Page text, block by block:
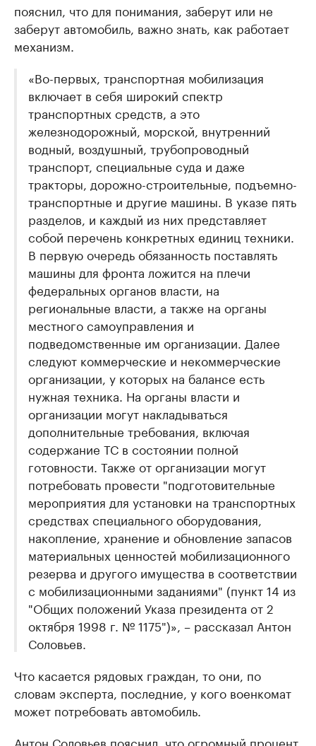
пояснил, что для понимания, заберут или не
заберут автомобиль, важно знать, как работает
механизм.
«Во-первых, транспортная мобилизация
включает в себя широкий спектр
транспортных средств, а это
железнодорожный, морской, внутренний
водный, воздушный, трубопроводный
транспорт, специальные суда и даже
тракторы, дорожно-строительные, подъемно-
транспортные и другие машины. В указе пять
разделов, и каждый из них представляет
собой перечень конкретных единиц техники.
В первую очередь обязанность поставлять
машины для фронта ложится на плечи
федеральных органов власти, на
региональные власти, а также на органы
местного самоуправления и
подведомственные им организации. Далее
следуют коммерческие и некоммерческие
организации, у которых на балансе есть
нужная техника. На органы власти и
организации могут накладываться
дополнительные требования, включая
содержание ТС в состоянии полной
готовности. Также от организации могут
потребовать провести "подготовительные
мероприятия для установки на транспортных
средствах специального оборудования,
накопление, хранение и обновление запасов
материальных ценностей мобилизационного
резерва и другого имущества в соответствии
с мобилизационными заданиями" (пункт 14 из
"Общих положений Указа президента от 2
октября 1998 г. № 1175")», – рассказал Антон
Соловьев.
Что касается рядовых граждан, то они, по
словам эксперта, последние, у кого военкомат
может потребовать автомобиль.
Антон Соловьев пояснил, что огромный процент